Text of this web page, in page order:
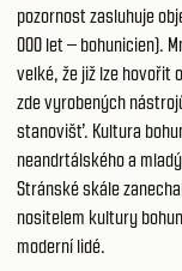
pozornost zasluhuje
000 let – bohunicien).
velké, že již lze hovořit
zde vyrobených
stanovišť. Kultura
neandrtálského a
Stránské skále
nositelem kultury
moderní lidé.